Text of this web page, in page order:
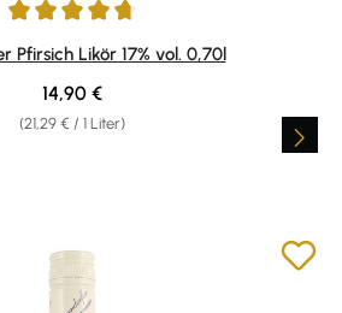
von 4.86 von 5 Sternen
Pfirsich Likör 17% vol. 0,70l
(21,29 € / 1 Liter)
Regulärer Preis:
14,90 €